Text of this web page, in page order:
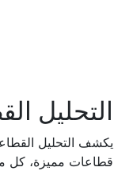
التحليل
يكشف التحليل
قطاعات مميزة، كل